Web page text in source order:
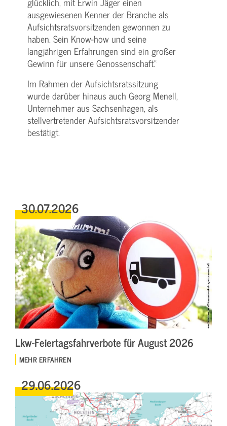
ausgewiesenen Kenner der Branche als
Aufsichtsratsvorsitzenden gewonnen zu
haben. Sein Know-how und seine
langjährigen Erfahrungen sind ein großer
Gewinn für unsere Genossenschaft.“
Im Rahmen der Aufsichtsratssitzung
wurde darüber hinaus auch Georg Menell,
Unternehmer aus Sachsenhagen, als
stellvertretender Aufsichtsratsvorsitzender
bestätigt.
30.07.2026
Lkw-Feiertagsfahrverbote für August 2026
MEHR ERFAHREN
29.06.2026